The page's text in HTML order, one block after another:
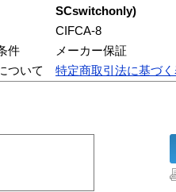
SCswitchonly)
CIFCA-8
件
メーカー保証
ついて
特定商取引法に基づ